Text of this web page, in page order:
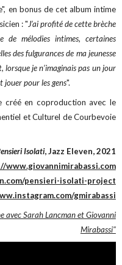
en bonus de cet album intime
: "J’ai profité de cette brèche
de mélodies intimes, certaines
des fulgurances de ma jeunesse
lorsque je n’imaginais pas un jour
jouer pour les gens".
créé en coproduction avec le
et Culturel de Courbevoie
Isolati, Jazz Eleven, 2021
www.giovannimirabassi.com
pensieri-isolati-project
gmirabassi
avec Sarah Lancman et Giovanni
Mirabassi"